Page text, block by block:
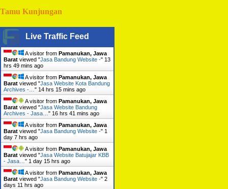
Tamu Kunjungan
Live Traffic Feed
A visitor from Pamanukan, Jawa
Barat viewed "Jasa Bandung Website -" 13
hrs 49 mins ago
A visitor from Pamanukan, Jawa
Barat viewed "Jasa Website Kota Bandung
Archives -…" 14 hrs 15 mins ago
A visitor from Pamanukan, Jawa
Barat viewed "Jasa Website Bandung
Archives - Jasa…" 16 hrs 41 mins ago
A visitor from Pamanukan, Jawa
Barat viewed "Jasa Bandung Website -" 1
day 7 hrs ago
A visitor from Pamanukan, Jawa
Barat viewed "Jasa Website Batujajar KBB
- Jasa…" 1 day 15 hrs ago
A visitor from Pamanukan, Jawa
Barat viewed "Jasa Bandung Website -" 2
days 11 hrs ago